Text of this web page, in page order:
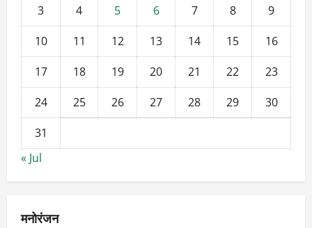
3
4 5 6 7 8
9
10
11 12 13 14 15
16
17
18 19 20 21 22
23
24
25 26 27 28 29
30
31
« Jul
मनोरंजन